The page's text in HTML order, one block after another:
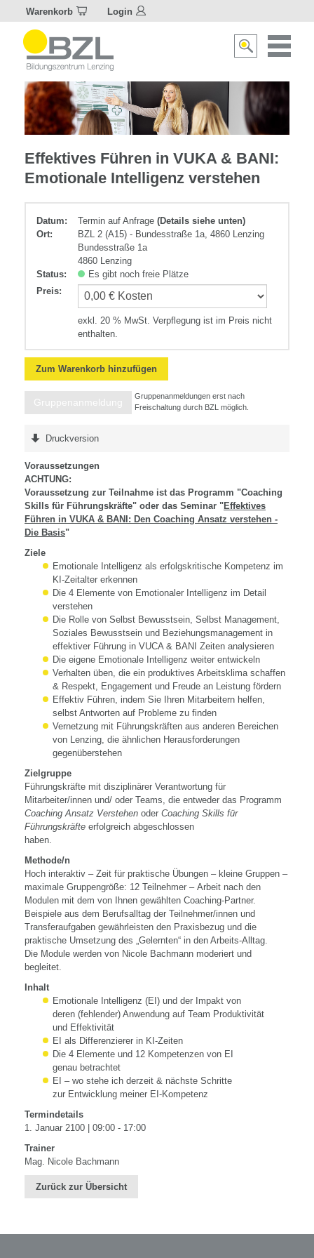
Warenkorb Login
Suche
Führungskompetenz
Effektives Führen in VUKA & BANI:
Emotionale Intelligenz verstehen
Datum: Termin auf Anfrage (Details siehe unten)
Ort:
BZL 2 (A15) - Bundesstraße 1a, 4860 Lenzing
Bundesstraße 1a
4860 Lenzing
Status:
Es gibt noch freie Plätze
Preis:
exkl. 20 % MwSt. Verpflegung ist im Preis nicht
enthalten.
Zum Warenkorb hinzufügen
Gruppenanmeldung
Gruppenanmeldungen erst nach
Freischaltung durch BZL möglich.
Druckversion
Voraussetzungen
ACHTUNG:
Voraussetzung zur Teilnahme ist das Programm "Coaching
Skills für Führungskräfte" oder das Seminar "Effektives
Führen in VUKA & BANI: Den Coaching Ansatz verstehen -
Die Basis"
Ziele
Emotionale Intelligenz als erfolgskritische Kompetenz im
KI-Zeitalter erkennen
Die 4 Elemente von Emotionaler Intelligenz im Detail
verstehen
Die Rolle von Selbst Bewusstsein, Selbst Management,
Soziales Bewusstsein und Beziehungsmanagement in
effektiver Führung in VUCA & BANI Zeiten analysieren
Die eigene Emotionale Intelligenz weiter entwickeln
Verhalten üben, die ein produktives Arbeitsklima schaffen
& Respekt, Engagement und Freude an Leistung fördern
Effektiv Führen, indem Sie Ihren Mitarbeitern helfen,
selbst Antworten auf Probleme zu finden
Vernetzung mit Führungskräften aus anderen Bereichen
von Lenzing, die ähnlichen Herausforderungen
gegenüberstehen
Zielgruppe
Führungskräfte mit disziplinärer Verantwortung für
Mitarbeiter/innen und/ oder Teams, die entweder das Programm
Coaching Ansatz Verstehen oder Coaching Skills für
Führungskräfte erfolgreich abgeschlossen
haben.
Methode/n
Hoch interaktiv – Zeit für praktische Übungen – kleine Gruppen –
maximale Gruppengröße: 12 Teilnehmer – Arbeit nach den
Modulen mit dem von Ihnen gewählten Coaching-Partner.
Beispiele aus dem Berufsalltag der Teilnehmer/innen und
Transferaufgaben gewährleisten den Praxisbezug und die
praktische Umsetzung des „Gelernten“ in den Arbeits-Alltag.
Die Module werden von Nicole Bachmann moderiert und
begleitet.
Inhalt
Emotionale Intelligenz (EI) und der Impakt von
deren (fehlender) Anwendung auf Team Produktivität
und Effektivität
EI als Differenzierer in KI-Zeiten
Die 4 Elemente und 12 Kompetenzen von EI
genau betrachtet
EI – wo stehe ich derzeit & nächste Schritte
zur Entwicklung meiner EI-Kompetenz
Termindetails
1. Januar 2100 | 09:00 - 17:00
Trainer
Mag. Nicole Bachmann
Zurück zur Übersicht